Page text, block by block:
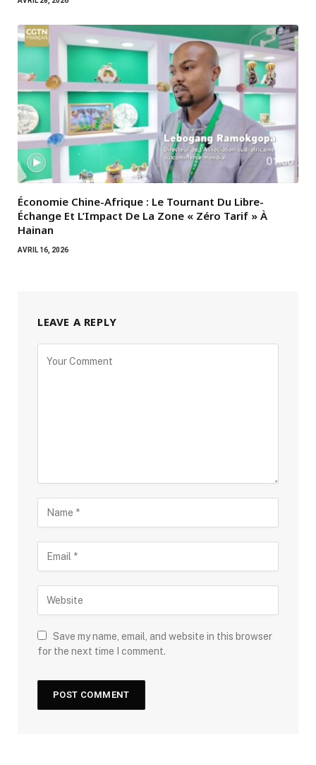
Économie Chine-Afrique : Le Tournant Du Libre-
Échange Et L’Impact De La Zone « Zéro Tarif » À
Hainan
AVRIL 16, 2026
LEAVE A REPLY
Save my name, email, and website in this browser
for the next time I comment.